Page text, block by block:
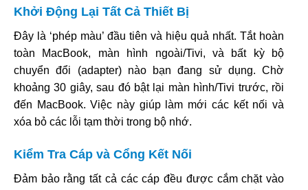
Khởi Động Lại Tất Cả Thiết Bị
Đây là ‘phép màu’ đầu tiên và hiệu quả nhất. Tắt hoàn
toàn MacBook, màn hình ngoài/Tivi, và bất kỳ bộ
chuyển đổi (adapter) nào bạn đang sử dụng. Chờ
khoảng 30 giây, sau đó bật lại màn hình/Tivi trước, rồi
đến MacBook. Việc này giúp làm mới các kết nối và
xóa bỏ các lỗi tạm thời trong bộ nhớ.
Kiểm Tra Cáp và Cổng Kết Nối
Đảm bảo rằng tất cả các cáp đều được cắm chặt vào